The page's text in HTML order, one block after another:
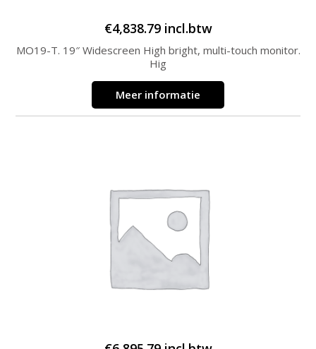
€4,838.79 incl.btw
MO19-T. 19″ Widescreen High bright, multi-touch monitor.
Hig
Meer informatie